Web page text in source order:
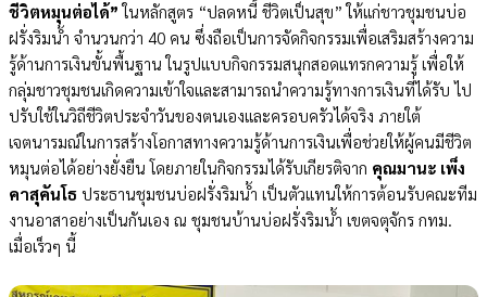
ชีวิตหมุนต่อได้” ในหลักสูตร “ปลดหนี้ ชีวิตเป็นสุข” ให้แก่ชาวชุมชนบ่อ
ฝรั่งริมน้ำ จำนวนกว่า 40 คน ซึ่งถือเป็นการจัดกิจกรรมเพื่อเสริมสร้างความ
รู้ด้านการเงินขั้นพื้นฐานในรูปแบบกิจกรรมสนุกสอดแทรกความรู้ เพื่อให้
กลุ่มชาวชุมชนเกิดความเข้าใจและสามารถนำความรู้ทางการเงินที่ได้รับ ไป
ปรับใช้ในวิถีชีวิตประจำวันของตนเองและครอบครัวได้จริง ภายใต้
เจตนารมณ์ในการสร้างโอกาสทางความรู้ด้านการเงินเพื่อช่วยให้ผู้คนมีชีวิต
หมุนต่อได้อย่างยั่งยืน โดยภายในกิจกรรมได้รับเกียรติจาก คุณมานะ เพ็ง
คาสุคันโธ ประธานชุมชนบ่อฝรั่งริมน้ำ เป็นตัวแทนให้การต้อนรับคณะทีม
งานอาสาอย่างเป็นกันเอง ณ ชุมชนบ้านบ่อฝรั่งริมน้ำ เขตจตุจักร กทม.
เมื่อเร็วๆ นี้